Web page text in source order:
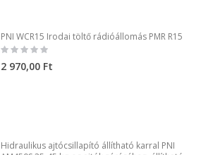
PNI WCR15 Irodai töltő rádióállomás PMR R15
Rating:
0%
2 970,00 Ft
Hidraulikus ajtócsillapító állítható karral PNI